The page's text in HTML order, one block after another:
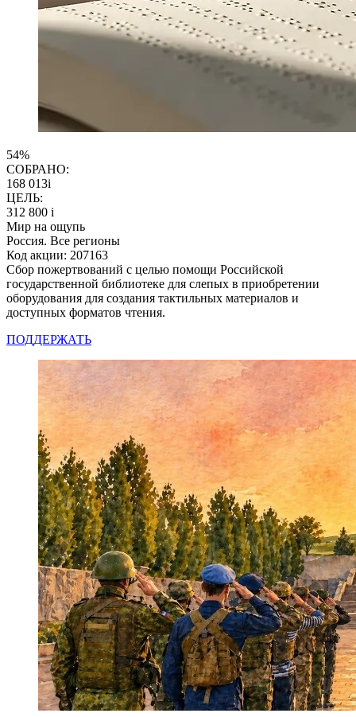
54%
СОБРАНО:
168 013i
ЦЕЛЬ:
312 800 i
Мир на ощупь
Россия. Все регионы
Код акции: 207163
Сбор пожертвований с целью помощи Российской
государственной библиотеке для слепых в приобретении
оборудования для создания тактильных материалов и
доступных форматов чтения.
ПОДДЕРЖАТЬ